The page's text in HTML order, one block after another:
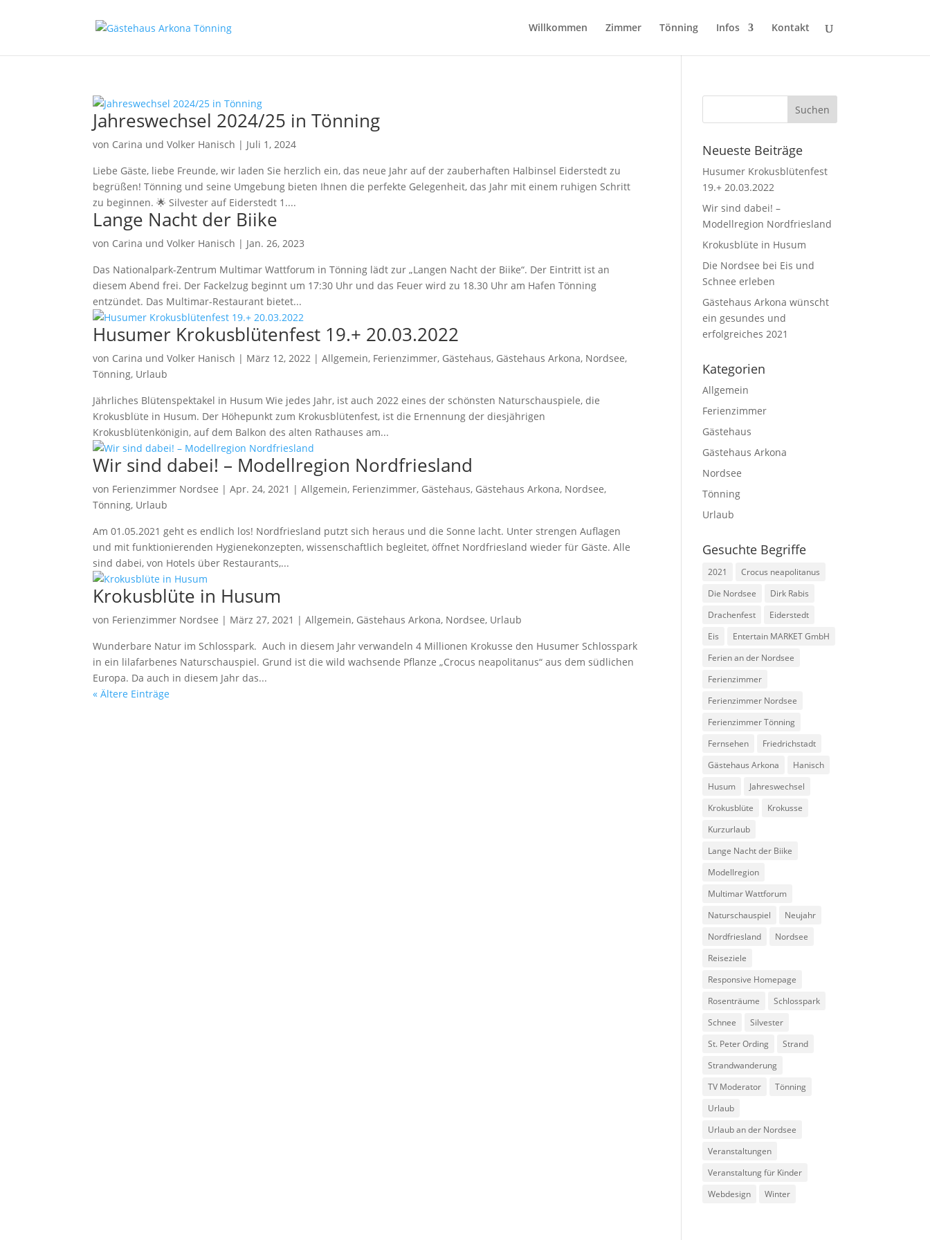
Willkommen Zimmer Tönning Infos Kontakt
Jahreswechsel 2024/25 in Tönning
von Carina und Volker Hanisch | Juli 1, 2024
Liebe Gäste, liebe Freunde, wir laden Sie herzlich ein, das neue Jahr auf der zauberhaften Halbinsel Eiderstedt zu
begrüßen! Tönning und seine Umgebung bieten Ihnen die perfekte Gelegenheit, das Jahr mit einem ruhigen Schritt
zu beginnen. 🌟 Silvester auf Eiderstedt 1....
Lange Nacht der Biike
von Carina und Volker Hanisch | Jan. 26, 2023
Das Nationalpark-Zentrum Multimar Wattforum in Tönning lädt zur „Langen Nacht der Biike“. Der Eintritt ist an
diesem Abend frei. Der Fackelzug beginnt um 17:30 Uhr und das Feuer wird zu 18.30 Uhr am Hafen Tönning
entzündet. Das Multimar-Restaurant bietet...
Husumer Krokusblütenfest 19.+ 20.03.2022
von Carina und Volker Hanisch | März 12, 2022 |Allgemein, Ferienzimmer, Gästehaus, Gästehaus Arkona, Nordsee,
Tönning, Urlaub
Jährliches Blütenspektakel in Husum Wie jedes Jahr, ist auch 2022 eines der schönsten Naturschauspiele, die
Krokusblüte in Husum. Der Höhepunkt zum Krokusblütenfest, ist die Ernennung der diesjährigen
Krokusblütenkönigin, auf dem Balkon des alten Rathauses am...
Wir sind dabei! – Modellregion Nordfriesland
von Ferienzimmer Nordsee |Apr. 24, 2021 |Allgemein, Ferienzimmer, Gästehaus, Gästehaus Arkona, Nordsee,
Tönning, Urlaub
Am 01.05.2021 geht es endlich los! Nordfriesland putzt sich heraus und die Sonne lacht. Unter strengen Auflagen
und mit funktionierenden Hygienekonzepten, wissenschaftlich begleitet, öffnet Nordfriesland wieder für Gäste. Alle
sind dabei, von Hotels über Restaurants,...
Krokusblüte in Husum
von Ferienzimmer Nordsee | März 27, 2021 |Allgemein, Gästehaus Arkona, Nordsee, Urlaub
Wunderbare Natur im Schlosspark. Auch in diesem Jahr verwandeln 4 Millionen Krokusse den Husumer Schlosspark
in ein lilafarbenes Naturschauspiel. Grund ist die wild wachsende Pflanze „Crocus neapolitanus“ aus dem südlichen
Europa. Da auch in diesem Jahr das...
« Ältere Einträge
Neueste Beiträge
Husumer Krokusblütenfest
19.+ 20.03.2022
Wir sind dabei! –
Modellregion Nordfriesland
Krokusblüte in Husum
Die Nordsee bei Eis und
Schnee erleben
Gästehaus Arkona wünscht
ein gesundes und
erfolgreiches 2021
Kategorien
Allgemein
Ferienzimmer
Gästehaus
Gästehaus Arkona
Nordsee
Tönning
Urlaub
Gesuchte Begriffe
2021
Crocus neapolitanus
Die Nordsee
Dirk Rabis
Drachenfest
Eiderstedt
Eis
Entertain MARKET GmbH
Ferien an der Nordsee
Ferienzimmer
Ferienzimmer Nordsee
Ferienzimmer Tönning
Fernsehen
Friedrichstadt
Gästehaus Arkona
Hanisch
Husum
Jahreswechsel
Krokusblüte
Krokusse
Kurzurlaub
Lange Nacht der Biike
Modellregion
Multimar Wattforum
Naturschauspiel
Neujahr
Nordfriesland
Nordsee
Reiseziele
Responsive Homepage
Rosenträume
Schlosspark
Schnee
Silvester
St. Peter Ording
Strand
Strandwanderung
TV Moderator
Tönning
Urlaub
Urlaub an der Nordsee
Veranstaltungen
Veranstaltung für Kinder
Webdesign
Winter